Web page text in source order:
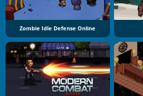
Zombie Idle Defense Online